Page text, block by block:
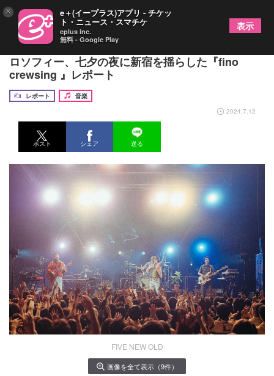
FIVE NEW OLD 楽しさと心地よさの中にあるフィ
ロソフィー、七夕の夜に新宿を揺らした『fino
crewsing 』レポート
レポート
音楽
2024.7.12
ポスト シェア 送る
FIVE NEW OLD
画像を全て表示（9件）
× e＋(イープラス)アプリ - チケッ
ト・ニュース・スマチケ
eplus inc.
無料 - Google Play
表示